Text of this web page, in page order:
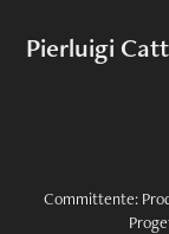
Pierluigi
Committente: